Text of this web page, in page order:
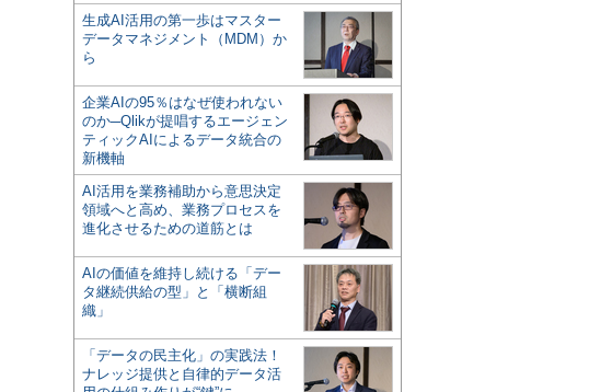
生成AI活用の第一歩はマスター
データマネジメント（MDM）か
ら
企業AIの95％はなぜ使われない
のか─Qlikが提唱するエージェン
ティックAIによるデータ統合の
新機軸
AI活用を業務補助から意思決定
領域へと高め、業務プロセスを
進化させるための道筋とは
AIの価値を維持し続ける「デー
タ継続供給の型」と「横断組
織」
「データの民主化」の実践法！
ナレッジ提供と自律的データ活